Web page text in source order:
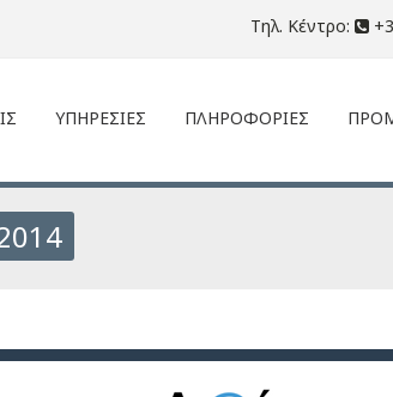
Τηλ. Κέντρο:
ΥΠΗΡΕΣΙΕΣ ΠΛΗΡΟΦΟΡΙΕΣ